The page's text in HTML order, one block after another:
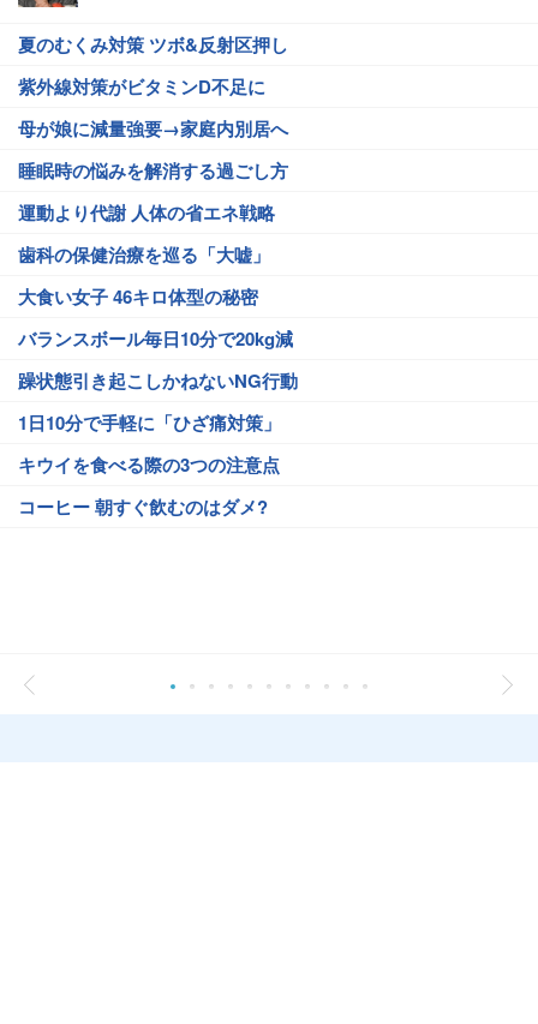
夏のむくみ対策 ツボ&反射区押し
紫外線対策がビタミンD不足に
母が娘に減量強要→家庭内別居へ
睡眠時の悩みを解消する過ごし方
運動より代謝 人体の省エネ戦略
歯科の保健治療を巡る「大嘘」
大食い女子 46キロ体型の秘密
バランスボール毎日10分で20kg減
躁状態引き起こしかねないNG行動
1日10分で手軽に「ひざ痛対策」
キウイを食べる際の3つの注意点
コーヒー 朝すぐ飲むのはダメ?